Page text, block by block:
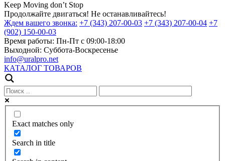
Keep Moving don’t Stop
Продолжайте двигаться! Не останавливайтесь!
Ждем вашего звонка: +7 (343) 207-00-03 +7 (343) 207-00-04 +7
(902) 150-00-03
Время работы: Пн-Пт с 09:00-18:00
Выходной: Суббота-Воскресенье
info@uralpro.net
КАТАЛОГ ТОВАРОВ
Exact matches only
Search in title